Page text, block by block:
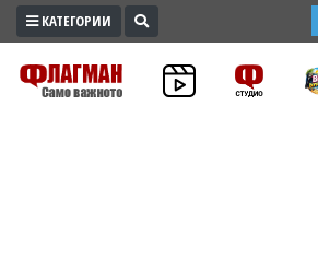
ПРОМО
ЗОНА
КАТЕГОРИИ